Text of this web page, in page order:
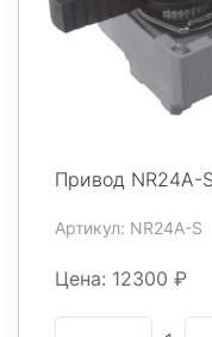
Привод NR24A-
Артикул: NR24A-S
Цена: 12300 ₽